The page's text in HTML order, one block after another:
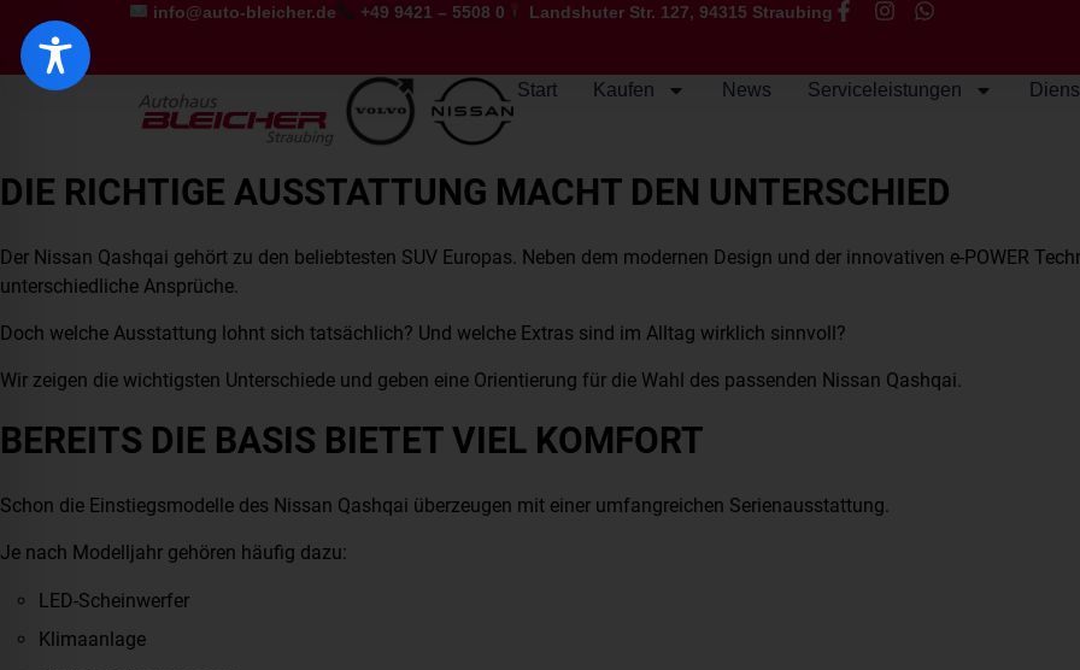
info@auto-bleicher.de +49 9421 – 5508 0 Landshuter Str. 127, 94315 Straubing
Start Kaufen News Serviceleistungen
DIE RICHTIGE AUSSTATTUNG MACHT DEN UNTERSCHIED
Der Nissan Qashqai gehört zu den beliebtesten SUV Europas. Neben dem modernen Design und der innovativen e-POWER
unterschiedliche Ansprüche.
Doch welche Ausstattung lohnt sich tatsächlich? Und welche Extras sind im Alltag wirklich sinnvoll?
Wir zeigen die wichtigsten Unterschiede und geben eine Orientierung für die Wahl des passenden Nissan Qashqai.
BEREITS DIE BASIS BIETET VIEL KOMFORT
Schon die Einstiegsmodelle des Nissan Qashqai überzeugen mit einer umfangreichen Serienausstattung.
Je nach Modelljahr gehören häufig dazu:
LED-Scheinwerfer
Klimaanlage